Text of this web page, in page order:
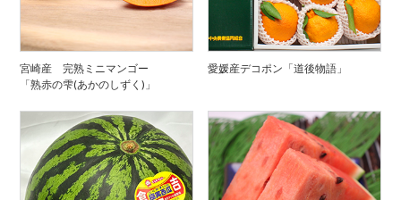
宮崎産 完熟ミニマンゴー
「熟赤の雫(あかのしずく)」
愛媛産デコポン「道後物語」